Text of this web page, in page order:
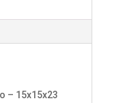
– 15x15x23